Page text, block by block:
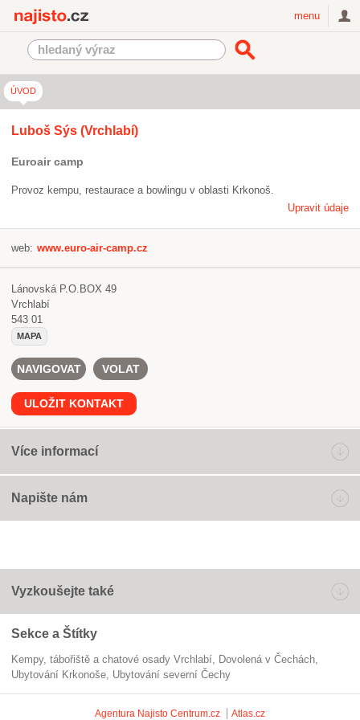
menu
ÚVOD
Luboš Sýs (Vrchlabí)
Euroair camp
Provoz kempu, restaurace a bowlingu v oblasti Krkonoš.
Upravit údaje
web: www.euro-air-camp.cz
Lánovská P.O.BOX 49
Vrchlabí
543 01
MAPA
NAVIGOVAT VOLAT
ULOŽIT KONTAKT
Více informací
Napište nám
Vyzkoušejte také
Sekce a Štítky
Kempy, tábořiště a chatové osady Vrchlabí
dovolená v Čechách
ubytování Krkonoše
ubytování severní Čechy
Agentura Najisto Centrum.cz Atlas.cz